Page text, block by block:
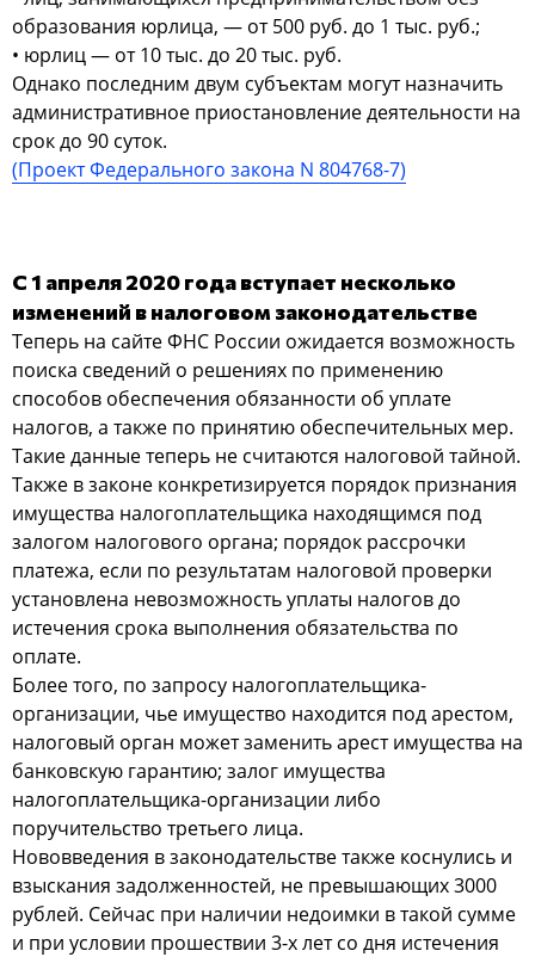
образования юрлица, — от 500 руб. до 1 тыс. руб.;
• юрлиц — от 10 тыс. до 20 тыс. руб.
Однако последним двум субъектам могут назначить
административное приостановление деятельности на
срок до 90 суток.
(Проект Федерального закона N 804768-7)
С 1 апреля 2020 года вступает несколько
изменений в налоговом законодательстве
Теперь на сайте ФНС России ожидается возможность
поиска сведений о решениях по применению
способов обеспечения обязанности об уплате
налогов, а также по принятию обеспечительных мер.
Такие данные теперь не считаются налоговой тайной.
Также в законе конкретизируется порядок признания
имущества налогоплательщика находящимся под
залогом налогового органа; порядок рассрочки
платежа, если по результатам налоговой проверки
установлена невозможность уплаты налогов до
истечения срока выполнения обязательства по
оплате.
Более того, по запросу налогоплательщика-
организации, чье имущество находится под арестом,
налоговый орган может заменить арест имущества на
банковскую гарантию; залог имущества
налогоплательщика-организации либо
поручительство третьего лица.
Нововведения в законодательстве также коснулись и
взыскания задолженностей, не превышающих 3000
рублей. Сейчас при наличии недоимки в такой сумме
и при условии прошествии 3-х лет со дня истечения